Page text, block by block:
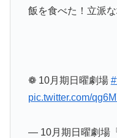
飯を食べた！立派
鉄
❁ 10月期日曜劇場
pic.twitter.com/
— 10月期日曜劇場